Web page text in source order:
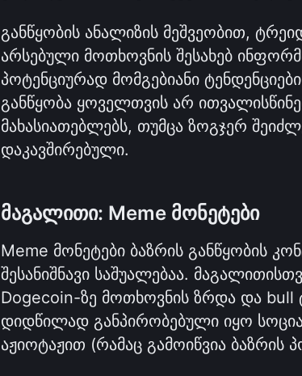
განწყობის ანალიზის მეშვეობით,
არსებული მოთხოვნის შესახებ
პოტენციურად მომგებიანი
განწყობა ყოველთვის არ
მახასიათებლებს, თუმცა ზოგჯერ
დაკავშირებული.
მაგალითი: Meme მონეტები
Meme მონეტები ბაზრის განწყობის
შესანიშნავი საშუალებაა.
Dogecoin-ზე მოთხოვნის ზრდა და bull
დიდწილად განპირობებული იყო
აჟიოტაჟით (რამაც გამოიწვია ბაზრის